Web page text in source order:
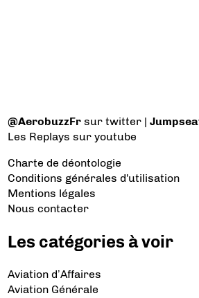
@AerobuzzFr sur twitter |
Les Replays sur youtube
Charte de déontologie
Conditions générales d'utilisation
Mentions légales
Nous contacter
Les catégories à voir
Aviation d’Affaires
Aviation Générale